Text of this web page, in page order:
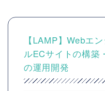
【LAMP】Webエ
ルECサイトの構築
の運用開発